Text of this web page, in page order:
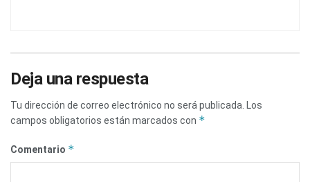
Deja una respuesta
Tu dirección de correo electrónico no será publicada. Los
campos obligatorios están marcados con *
Comentario *